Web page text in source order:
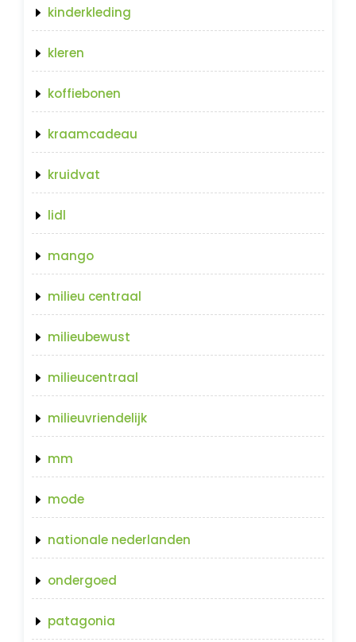
kinderkleding
kleren
koffiebonen
kraamcadeau
kruidvat
lidl
mango
milieu centraal
milieubewust
milieucentraal
milieuvriendelijk
mm
mode
nationale nederlanden
ondergoed
patagonia